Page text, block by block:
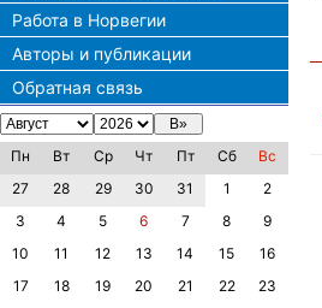
Работа в Норвегии
Авторы и публикации
Обратная связь
Пн Вт Ср Чт Пт Сб
Вс
27
28 29 30 31 1
2
3
4 5 6 7 8
9
10
11 12 13 14 15
16
17
18 19 20 21 22
23